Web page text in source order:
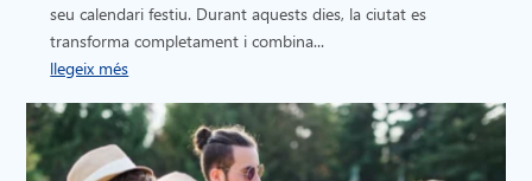
seu calendari festiu. Durant aquests dies, la ciutat es
transforma completament i combina...
llegeix més